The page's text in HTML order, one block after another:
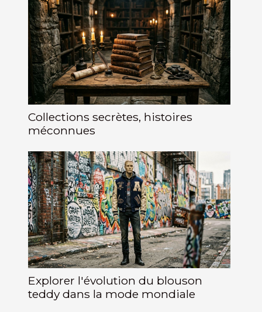
Collections secrètes, histoires
méconnues
Explorer l'évolution du blouson
teddy dans la mode mondiale